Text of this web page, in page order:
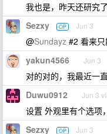
我也是，昨天还研究
Sezxy OP Jun 3
@Sundayz #2 看来
yakun4566 Jun 3
对的对的，我最近一
Duwu0912 Jun 3
设置 外观里有个选项
Sezxy OP Jun 3